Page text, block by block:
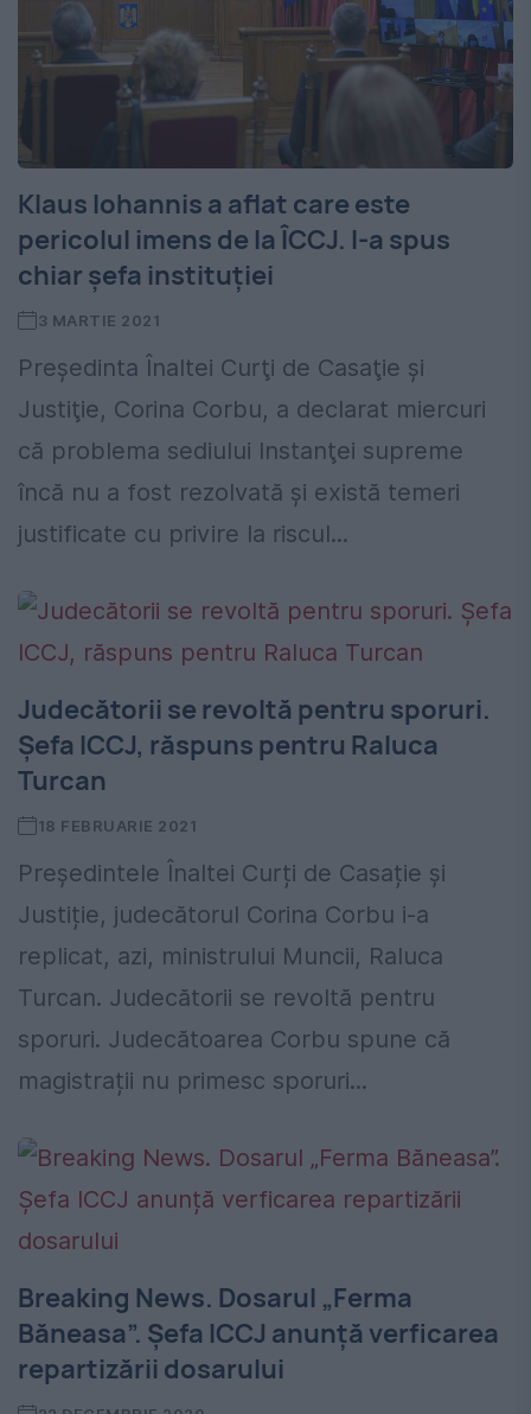
Klaus Iohannis a aflat care este
pericolul imens de la ÎCCJ. I-a spus
chiar şefa instituţiei
3 MARTIE 2021
Preşedinta Înaltei Curţi de Casaţie şi
Justiţie, Corina Corbu, a declarat miercuri
că problema sediului Instanţei supreme
încă nu a fost rezolvată şi există temeri
justificate cu privire la riscul...
Judecătorii se revoltă pentru sporuri.
Șefa ICCJ, răspuns pentru Raluca
Turcan
18 FEBRUARIE 2021
Președintele Înaltei Curți de Casație și
Justiție, judecătorul Corina Corbu i-a
replicat, azi, ministrului Muncii, Raluca
Turcan. Judecătorii se revoltă pentru
sporuri. Judecătoarea Corbu spune că
magistrații nu primesc sporuri...
Breaking News. Dosarul „Ferma
Băneasa”. Șefa ICCJ anunță verficarea
repartizării dosarului